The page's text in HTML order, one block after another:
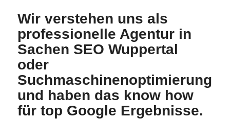
Wir verstehen uns als
professionelle Agentur in
Sachen SEO Wuppertal
oder
Suchmaschinenoptimierung
und haben das know how
für top Google Ergebnisse.